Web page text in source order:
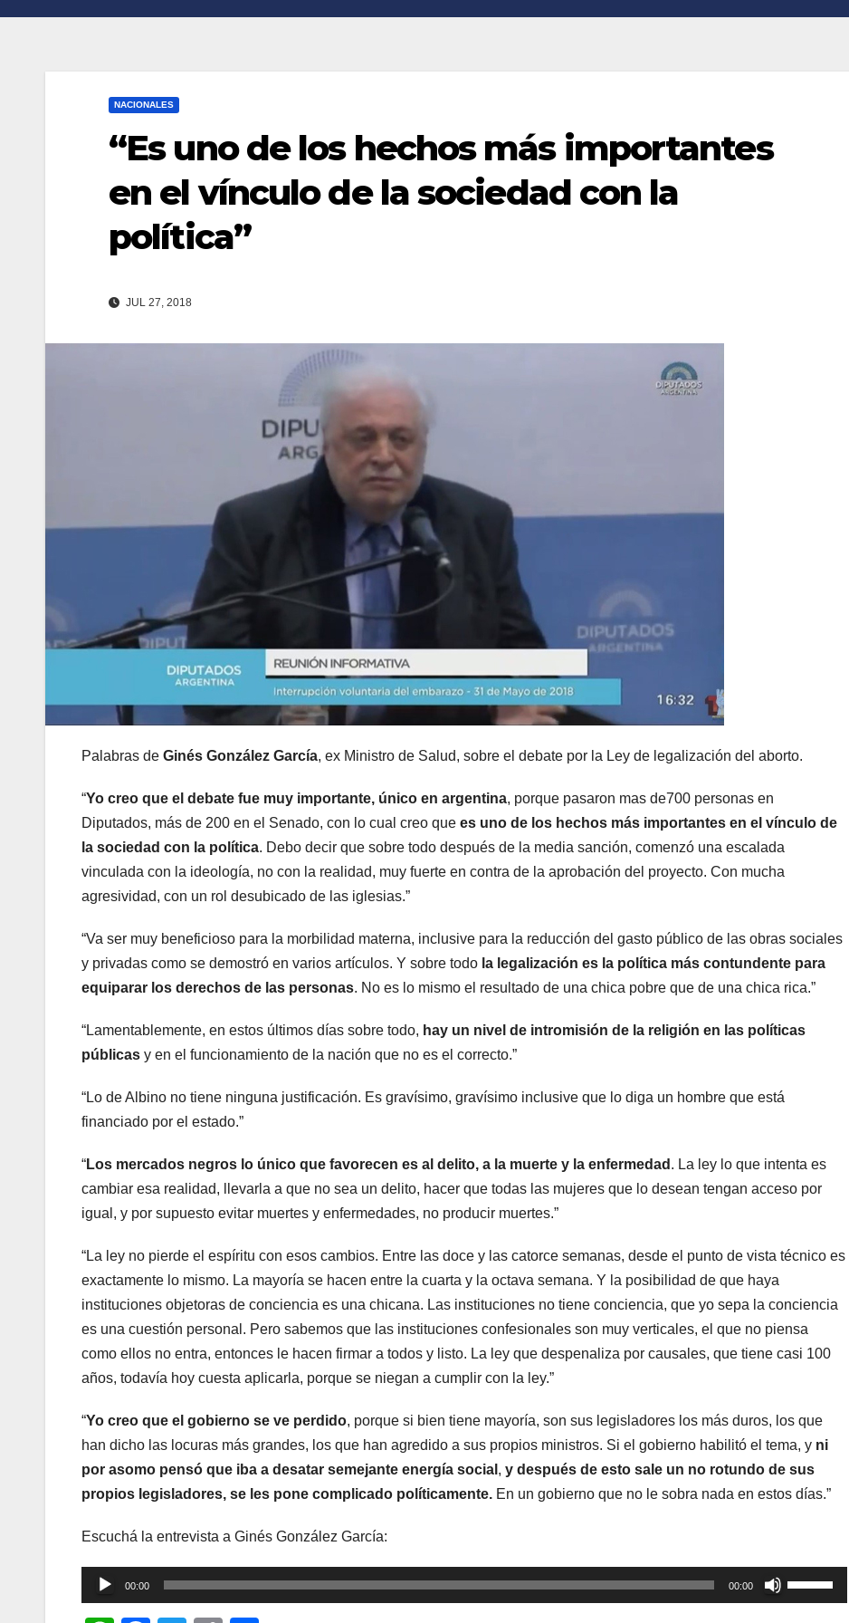
NACIONALES
“Es uno de los hechos más importantes
en el vínculo de la sociedad con la
política”
JUL 27, 2018
Palabras de Ginés González García, ex Ministro de Salud, sobre el debate por la Ley de legalización del aborto.
“Yo creo que el debate fue muy importante, único en argentina, porque pasaron mas de700 personas en
Diputados, más de 200 en el Senado, con lo cual creo que es uno de los hechos más importantes en el vínculo de
la sociedad con la política. Debo decir que sobre todo después de la media sanción, comenzó una escalada
vinculada con la ideología, no con la realidad, muy fuerte en contra de la aprobación del proyecto. Con mucha
agresividad, con un rol desubicado de las iglesias.”
“Va ser muy beneficioso para la morbilidad materna, inclusive para la reducción del gasto público de las obras sociales
y privadas como se demostró en varios artículos. Y sobre todo la legalización es la política más contundente para
equiparar los derechos de las personas. No es lo mismo el resultado de una chica pobre que de una chica rica.”
“Lamentablemente, en estos últimos días sobre todo, hay un nivel de intromisión de la religión en las políticas
públicas y en el funcionamiento de la nación que no es el correcto.”
“Lo de Albino no tiene ninguna justificación. Es gravísimo, gravísimo inclusive que lo diga un hombre que está
financiado por el estado.”
“Los mercados negros lo único que favorecen es al delito, a la muerte y la enfermedad . La ley lo que intenta es
cambiar esa realidad, llevarla a que no sea un delito, hacer que todas las mujeres que lo desean tengan acceso por
igual, y por supuesto evitar muertes y enfermedades, no producir muertes.”
“La ley no pierde el espíritu con esos cambios. Entre las doce y las catorce semanas, desde el punto de vista técnico es
exactamente lo mismo. La mayoría se hacen entre la cuarta y la octava semana. Y la posibilidad de que haya
instituciones objetoras de conciencia es una chicana. Las instituciones no tiene conciencia, que yo sepa la conciencia
es una cuestión personal. Pero sabemos que las instituciones confesionales son muy verticales, el que no piensa
como ellos no entra, entonces le hacen firmar a todos y listo. La ley que despenaliza por causales, que tiene casi 100
años, todavía hoy cuesta aplicarla, porque se niegan a cumplir con la ley.”
“Yo creo que el gobierno se ve perdido, porque si bien tiene mayoría, son sus legisladores los más duros, los que
han dicho las locuras más grandes, los que han agredido a sus propios ministros. Si el gobierno habilitó el tema, y ni
por asomo pensó que iba a desatar semejante energía social , y después de esto sale un no rotundo de sus
propios legisladores, se les pone complicado políticamente. En un gobierno que no le sobra nada en estos días.”
Escuchá la entrevista a Ginés González García:
Reproductor
de
00:00 00:00
Utiliza
las
n